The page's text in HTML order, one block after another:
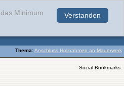
Verstanden
Minimum
Thema: Anschluss Holzrahmen an Mauerwerk
Social Bookmarks: